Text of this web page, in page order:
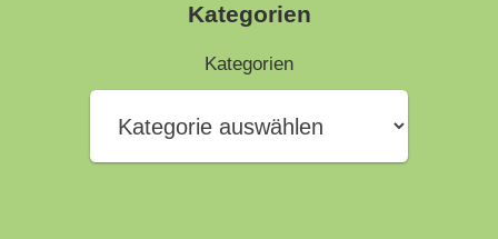
Kategorien
Kategorien